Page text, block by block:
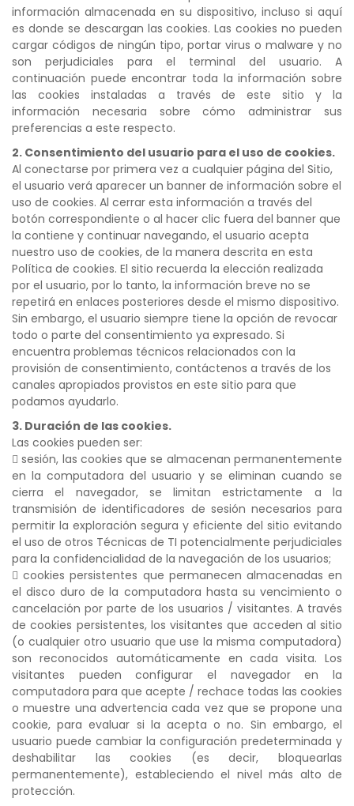
información almacenada en su dispositivo, incluso si aquí
es donde se descargan las cookies. Las cookies no pueden
cargar códigos de ningún tipo, portar virus o malware y no
son perjudiciales para el terminal del usuario. A
continuación puede encontrar toda la información sobre
las cookies instaladas a través de este sitio y la
información necesaria sobre cómo administrar sus
preferencias a este respecto.
2. Consentimiento del usuario para el uso de cookies.
Al conectarse por primera vez a cualquier página del Sitio,
el usuario verá aparecer un banner de información sobre el
uso de cookies. Al cerrar esta información a través del
botón correspondiente o al hacer clic fuera del banner que
la contiene y continuar navegando, el usuario acepta
nuestro uso de cookies, de la manera descrita en esta
Política de cookies. El sitio recuerda la elección realizada
por el usuario, por lo tanto, la información breve no se
repetirá en enlaces posteriores desde el mismo dispositivo.
Sin embargo, el usuario siempre tiene la opción de revocar
todo o parte del consentimiento ya expresado. Si
encuentra problemas técnicos relacionados con la
provisión de consentimiento, contáctenos a través de los
canales apropiados provistos en este sitio para que
podamos ayudarlo.
3. Duración de las cookies.
Las cookies pueden ser:
 sesión, las cookies que se almacenan permanentemente
en la computadora del usuario y se eliminan cuando se
cierra el navegador, se limitan estrictamente a la
transmisión de identificadores de sesión necesarios para
permitir la exploración segura y eficiente del sitio evitando
el uso de otros Técnicas de TI potencialmente perjudiciales
para la confidencialidad de la navegación de los usuarios;
 cookies persistentes que permanecen almacenadas en
el disco duro de la computadora hasta su vencimiento o
cancelación por parte de los usuarios / visitantes. A través
de cookies persistentes, los visitantes que acceden al sitio
(o cualquier otro usuario que use la misma computadora)
son reconocidos automáticamente en cada visita. Los
visitantes pueden configurar el navegador en la
computadora para que acepte / rechace todas las cookies
o muestre una advertencia cada vez que se propone una
cookie, para evaluar si la acepta o no. Sin embargo, el
usuario puede cambiar la configuración predeterminada y
deshabilitar las cookies (es decir, bloquearlas
permanentemente), estableciendo el nivel más alto de
protección.